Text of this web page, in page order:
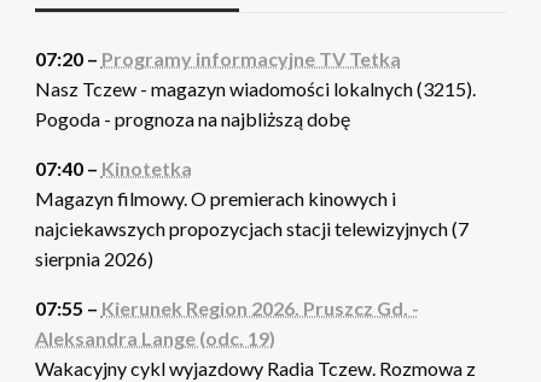
07:20 – Programy informacyjne TV Tetka
Nasz Tczew - magazyn wiadomości lokalnych (3215).
Pogoda - prognoza na najbliższą dobę
07:40 – Kinotetka
Magazyn filmowy. O premierach kinowych i
najciekawszych propozycjach stacji telewizyjnych (7
sierpnia 2026)
07:55 – Kierunek Region 2026. Pruszcz Gd. -
Aleksandra Lange (odc. 19)
Wakacyjny cykl wyjazdowy Radia Tczew. Rozmowa z